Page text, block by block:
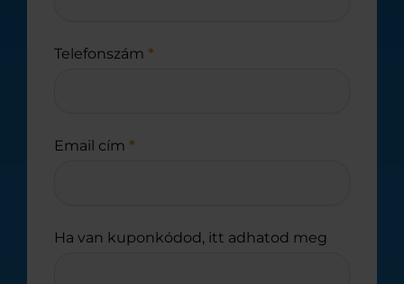
Telefonszám *
Email cím *
Ha van kuponkódod, itt adhatod meg